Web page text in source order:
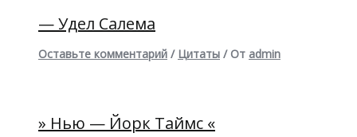
— Удел Салема
Оставьте комментарий / Цитаты / От admin
» Нью — Йорк Таймс «